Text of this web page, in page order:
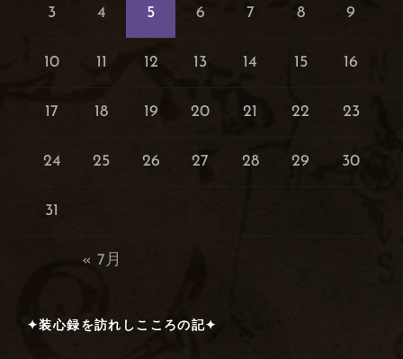
« 7月
3 4 5 6 7 8 9
10 11 12 13 14 15 16
17 18 19 20 21 22 23
24 25 26 27 28 29 30
31
✦装心録を訪れしこころの記✦